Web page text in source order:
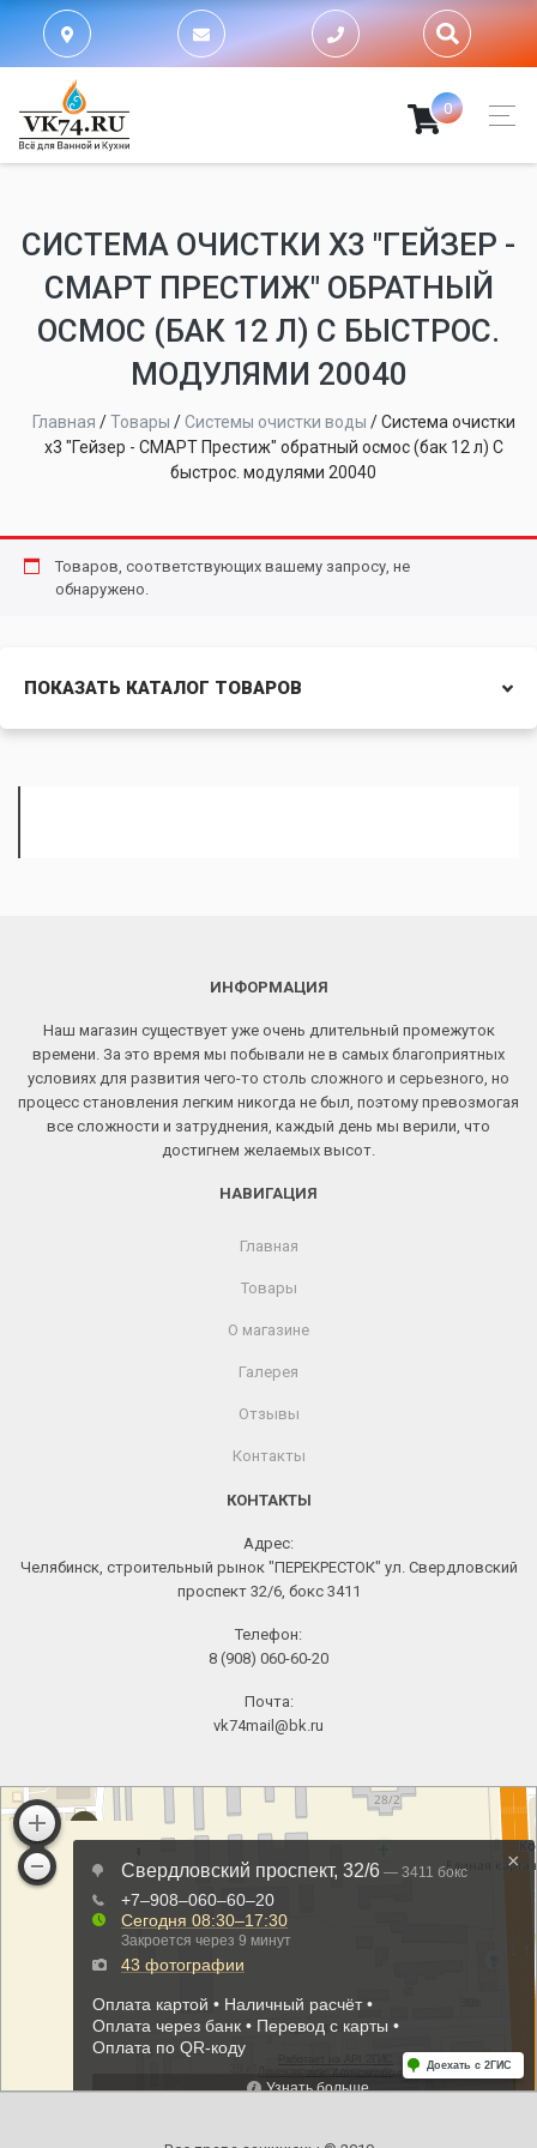
0
СИСТЕМА ОЧИСТКИ Х3 "ГЕЙЗЕР -
СМАРТ ПРЕСТИЖ" ОБРАТНЫЙ
ОСМОС (БАК 12 Л) С БЫСТРОС.
МОДУЛЯМИ 20040
Главная /Товары /Системы очистки воды /Система очистки
х3 "Гейзер - СМАРТ Престиж" обратный осмос (бак 12 л) С
быстрос. модулями 20040
Товаров, соответствующих вашему запросу, не
обнаружено.
ПОКАЗАТЬ КАТАЛОГ ТОВАРОВ
ИНФОРМАЦИЯ
Наш магазин существует уже очень длительный промежуток
времени. За это время мы побывали не в самых благоприятных
условиях для развития чего-то столь сложного и серьезного, но
процесс становления легким никогда не был, поэтому превозмогая
все сложности и затруднения, каждый день мы верили, что
достигнем желаемых высот.
НАВИГАЦИЯ
Главная
Товары
О магазине
Галерея
Отзывы
Контакты
КОНТАКТЫ
Адрес:
Челябинск, строительный рынок "ПЕРЕКРЕСТОК" ул. Свердловский
проспект 32/6, бокс 3411
Телефон:
8 (908) 060-60-20
Почта:
vk74mail@bk.ru